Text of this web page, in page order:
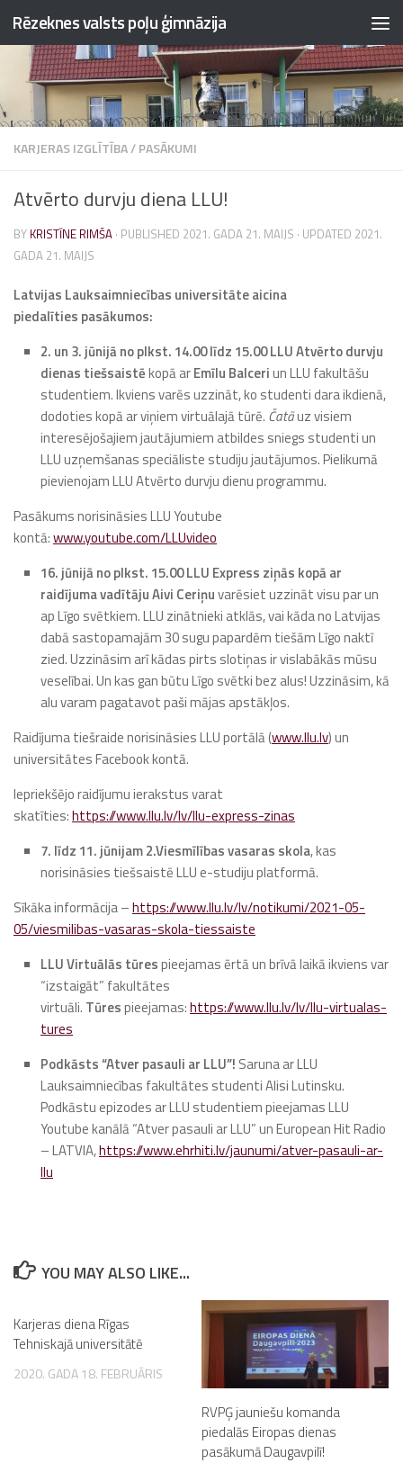
Skip to content
Rēzeknes valsts poļu ģimnāzija
KARJERAS IZGLĪTĪBA/PASĀKUMI
Atvērto durvju diena LLU!
BY KRISTĪNE RIMŠA · PUBLISHED 2021. GADA 21. MAIJS · UPDATED 2021.
GADA 21. MAIJS
Latvijas Lauksaimniecības universitāte aicina
piedalīties pasākumos:
2. un 3. jūnijā no plkst. 14.00 līdz 15.00 LLU Atvērto durvju
dienas tiešsaistēkopā arEmīlu Balceriun LLU fakultāšu
studentiem. Ikviens varēs uzzināt, ko studenti dara ikdienā,
dodoties kopā ar viņiem virtuālajā tūrē. Čatāuz visiem
interesējošajiem jautājumiem atbildes sniegs studenti un
LLU uzņemšanas speciāliste studiju jautājumos. Pielikumā
pievienojam LLU Atvērto durvju dienu programmu.
Pasākums norisināsies LLU Youtube
kontā:www.youtube.com/LLUvideo
16. jūnijā no plkst. 15.00 LLU Express ziņās kopā ar
raidījuma vadītāju Aivi Ceriņuvarēsiet uzzināt visu par un
ap Līgo svētkiem. LLU zinātnieki atklās, vai kāda no Latvijas
dabā sastopamajām 30 sugu papardēm tiešām Līgo naktī
zied. Uzzināsim arī kādas pirts slotiņas ir vislabākās mūsu
veselībai. Un kas gan būtu Līgo svētki bez alus! Uzzināsim, kā
alu varam pagatavot paši mājas apstākļos.
Raidījuma tiešraide norisināsies LLU portālā (www.llu.lv) un
universitātes Facebook kontā.
Iepriekšējo raidījumu ierakstus varat
skatīties:https://www.llu.lv/lv/llu-express-zinas
7. līdz 11. jūnijam2.Viesmīlības vasaras skola, kas
norisināsies tiešsaistē LLU e-studiju platformā.
Sīkāka informācija –https://www.llu.lv/lv/notikumi/2021-05-
05/viesmilibas-vasaras-skola-tiessaiste
LLU Virtuālās tūrespieejamas ērtā un brīvā laikā ikviens var
“izstaigāt” fakultātes
virtuāli. Tūrespieejamas:https://www.llu.lv/lv/llu-virtualas-
tures
Podkāsts “Atver pasauli ar LLU”! Saruna ar LLU
Lauksaimniecības fakultātes studenti Alisi Lutinsku.
Podkāstu epizodes ar LLU studentiem pieejamas LLU
Youtube kanālā “Atver pasauli ar LLU” un European Hit Radio
– LATVIA,https://www.ehrhiti.lv/jaunumi/atver-pasauli-ar-
llu
YOU MAY ALSO LIKE...
Karjeras diena Rīgas
Tehniskajā universitātē
2020. GADA 18. FEBRUĀRIS
RVPĢ jauniešu komanda
piedalās Eiropas dienas
pasākumā Daugavpilī!